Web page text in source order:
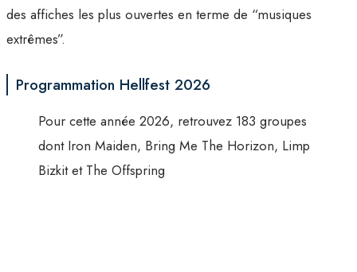
des affiches les plus ouvertes en terme de “musiques
extrêmes”.
Programmation Hellfest 2026
Pour cette année 2026, retrouvez 183 groupes
dont Iron Maiden, Bring Me The Horizon, Limp
Bizkit et The Offspring